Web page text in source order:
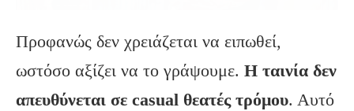
Προφανώς δεν χρειάζεται να ειπωθεί,
ωστόσο αξίζει να το γράψουμε. Η ταινία δεν
απευθύνεται σε casual θεατές τρόμου. Αυτό